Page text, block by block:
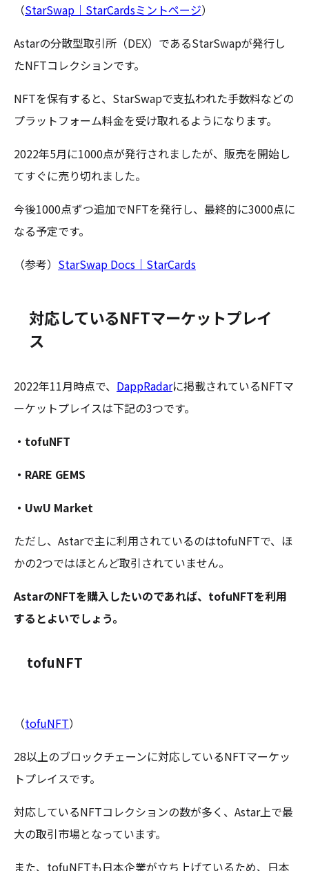
（StarSwap｜StarCardsミントページ）
Astarの分散型取引所（DEX）であるStarSwapが発行し
たNFTコレクションです。
NFTを保有すると、StarSwapで支払われた手数料などの
プラットフォーム料金を受け取れるようになります。
2022年5月に1000点が発行されましたが、販売を開始し
てすぐに売り切れました。
今後1000点ずつ追加でNFTを発行し、最終的に3000点に
なる予定です。
（参考） StarSwap Docs｜StarCards
対応しているNFTマーケットプレイ
ス
2022年11月時点で、 DappRadarに掲載されているNFTマ
ーケットプレイスは下記の3つです。
・tofuNFT
・RARE GEMS
・UwU Market
ただし、Astarで主に利用されているのはtofuNFTで、ほ
かの2つではほとんど取引されていません。
AstarのNFTを購入したいのであれば、tofuNFTを利用
するとよいでしょう。
tofuNFT
（tofuNFT）
28以上のブロックチェーンに対応しているNFTマーケッ
トプレイスです。
対応しているNFTコレクションの数が多く、Astar上で最
大の取引市場となっています。
また、tofuNFTも日本企業が立ち上げているため、日本